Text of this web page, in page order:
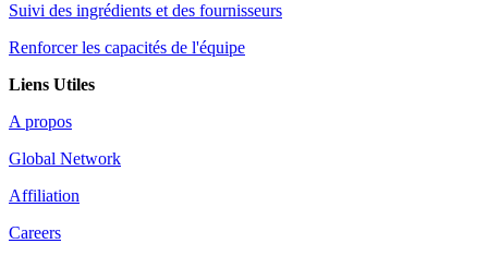
Suivi des ingrédients et des fournisseurs
Renforcer les capacités de l'équipe
Liens Utiles
A propos
Global Network
Affiliation
Careers